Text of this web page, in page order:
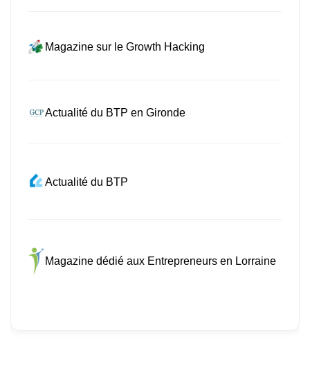
Magazine sur le Growth Hacking
Actualité du BTP en Gironde
Actualité du BTP
Magazine dédié aux Entrepreneurs en Lorraine